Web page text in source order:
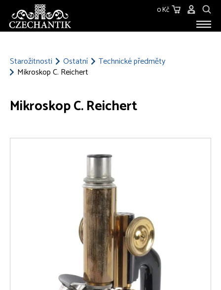
0 Kč
Starožitnosti Ostatní
Technické předměty
Mikroskop C. Reichert
Mikroskop C. Reichert